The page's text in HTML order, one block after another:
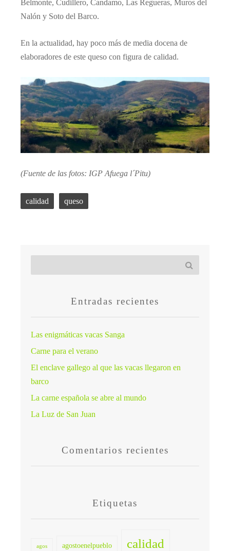
Belmonte, Cudillero, Candamo, Las Regueras, Muros del
Nalón y Soto del Barco.
En la actualidad, hay poco más de media docena de
elaboradores de este queso con figura de calidad.
(Fuente de las fotos: IGP Afuega l´Pitu)
calidad queso
Entradas recientes
Las enigmáticas vacas Sanga
Carne para el verano
El enclave gallego al que las vacas llegaron en
barco
La carne española se abre al mundo
La Luz de San Juan
Comentarios recientes
Etiquetas
agos agostoenelpueblo calidad